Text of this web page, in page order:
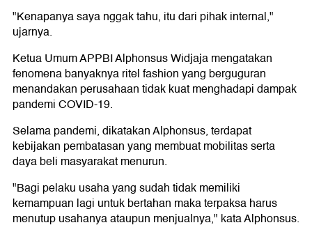
"Kenapanya saya nggak tahu, itu dari pihak internal,"
ujarnya.
Ketua Umum APPBI Alphonsus Widjaja mengatakan
fenomena banyaknya ritel fashion yang berguguran
menandakan perusahaan tidak kuat menghadapi dampak
pandemi COVID-19.
Selama pandemi, dikatakan Alphonsus, terdapat
kebijakan pembatasan yang membuat mobilitas serta
daya beli masyarakat menurun.
"Bagi pelaku usaha yang sudah tidak memiliki
kemampuan lagi untuk bertahan maka terpaksa harus
menutup usahanya ataupun menjualnya," kata Alphonsus.